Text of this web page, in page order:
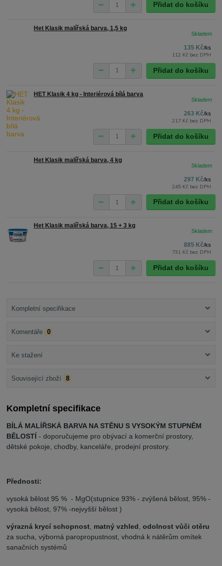
Přidat do košíku
Het Klasik malířská barva, 1,5 kg
135 Kč/ks
112 Kč bez DPH
Přidat do košíku
HET Klasik 4 kg - Interiérová bílá barva
263 Kč/ks
217 Kč bez DPH
Přidat do košíku
Het Klasik malířská barva, 4 kg
297 Kč/ks
245 Kč bez DPH
Přidat do košíku
Het Klasik malířská barva, 15 + 3 kg
885 Kč/ks
731 Kč bez DPH
Přidat do košíku
Kompletní specifikace
Komentáře 0
Ke stažení
Související zboží 8
Kompletní specifikace
BÍLÁ MALÍŘSKÁ BARVA NA STĚNU S VYSOKÝM STUPNĚM
BĚLOSTÍ - doporučujeme pro obývací a komerční prostory,
dětské pokoje, chodby, kanceláře, prodejní prostory.
Přednosti:
vysoká bělost 95 % - MgO(stupnice 93% - zvýšená bělost, 95% -
vysoká bělost, 97% -nejvyšší bělost )
výrazná krycí schopnost matný vzhled ,odolnost vůči otěru
za sucha, výborná paropropustnost, vhodná k nátěrům omítek
sanačních systémů